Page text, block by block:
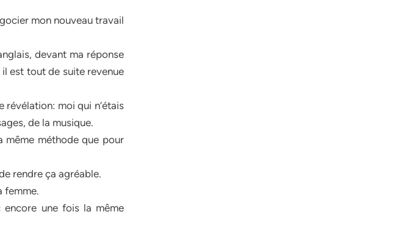
mon nouveau travail
devant ma réponse
est tout de suite revenue
moi qui n’étais
de la musique.
même méthode que pour
rendre ça agréable.
femme.
une fois la même